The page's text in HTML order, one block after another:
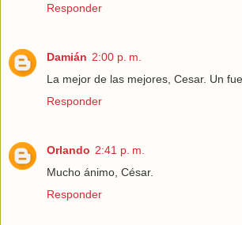
Responder
Damián 2:00 p. m.
La mejor de las mejores, Cesar. Un
Responder
Orlando 2:41 p. m.
Mucho ánimo, César.
Responder